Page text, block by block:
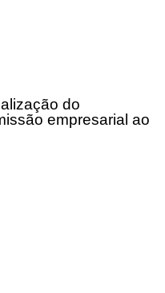
do
empresarial ao